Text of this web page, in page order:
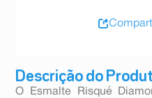
Descrição do
O Esmalte Risqué